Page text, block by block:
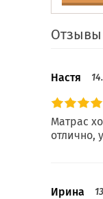
Отзывы
Настя
Матрас
отлично,
Ирина